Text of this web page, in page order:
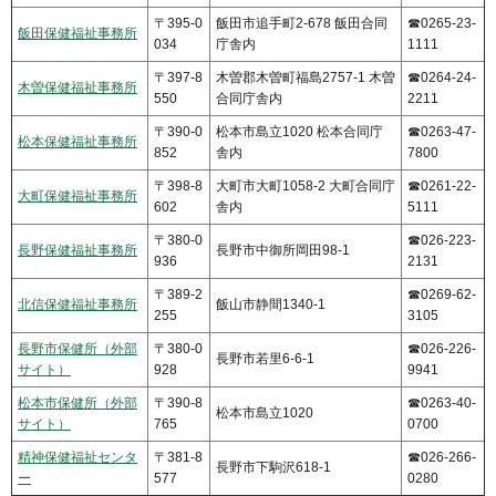
飯田保健福祉事務所
〒395-0
034
飯田市追手町2-678 飯田合同
庁舎内
☎0265-23-
1111
木曽保健福祉事務所
〒397-8
550
木曽郡木曽町福島2757-1 木曽
合同庁舎内
☎0264-24-
2211
松本保健福祉事務所
〒390-0
852
松本市島立1020 松本合同庁
舎内
☎0263-47-
7800
大町保健福祉事務所
〒398-8
602
大町市大町1058-2 大町合同庁
舎内
☎0261-22-
5111
長野保健福祉事務所
〒380-0
936
長野市中御所岡田98-1
☎026-223-
2131
北信保健福祉事務所
〒389-2
255
飯山市静間1340-1
☎0269-62-
3105
長野市保健所（外部
サイト）
〒380-0
928
長野市若里6-6-1
☎026-226-
9941
松本市保健所（外部
サイト）
〒390-8
765
松本市島立1020
☎0263-40-
0700
精神保健福祉センタ
ー
〒381-8
577
長野市下駒沢618-1
☎026-266-
0280